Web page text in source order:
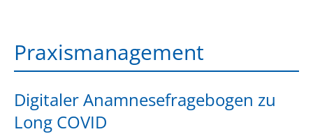
Praxismanagement
Digitaler Anamnesefragebogen zu
Long COVID